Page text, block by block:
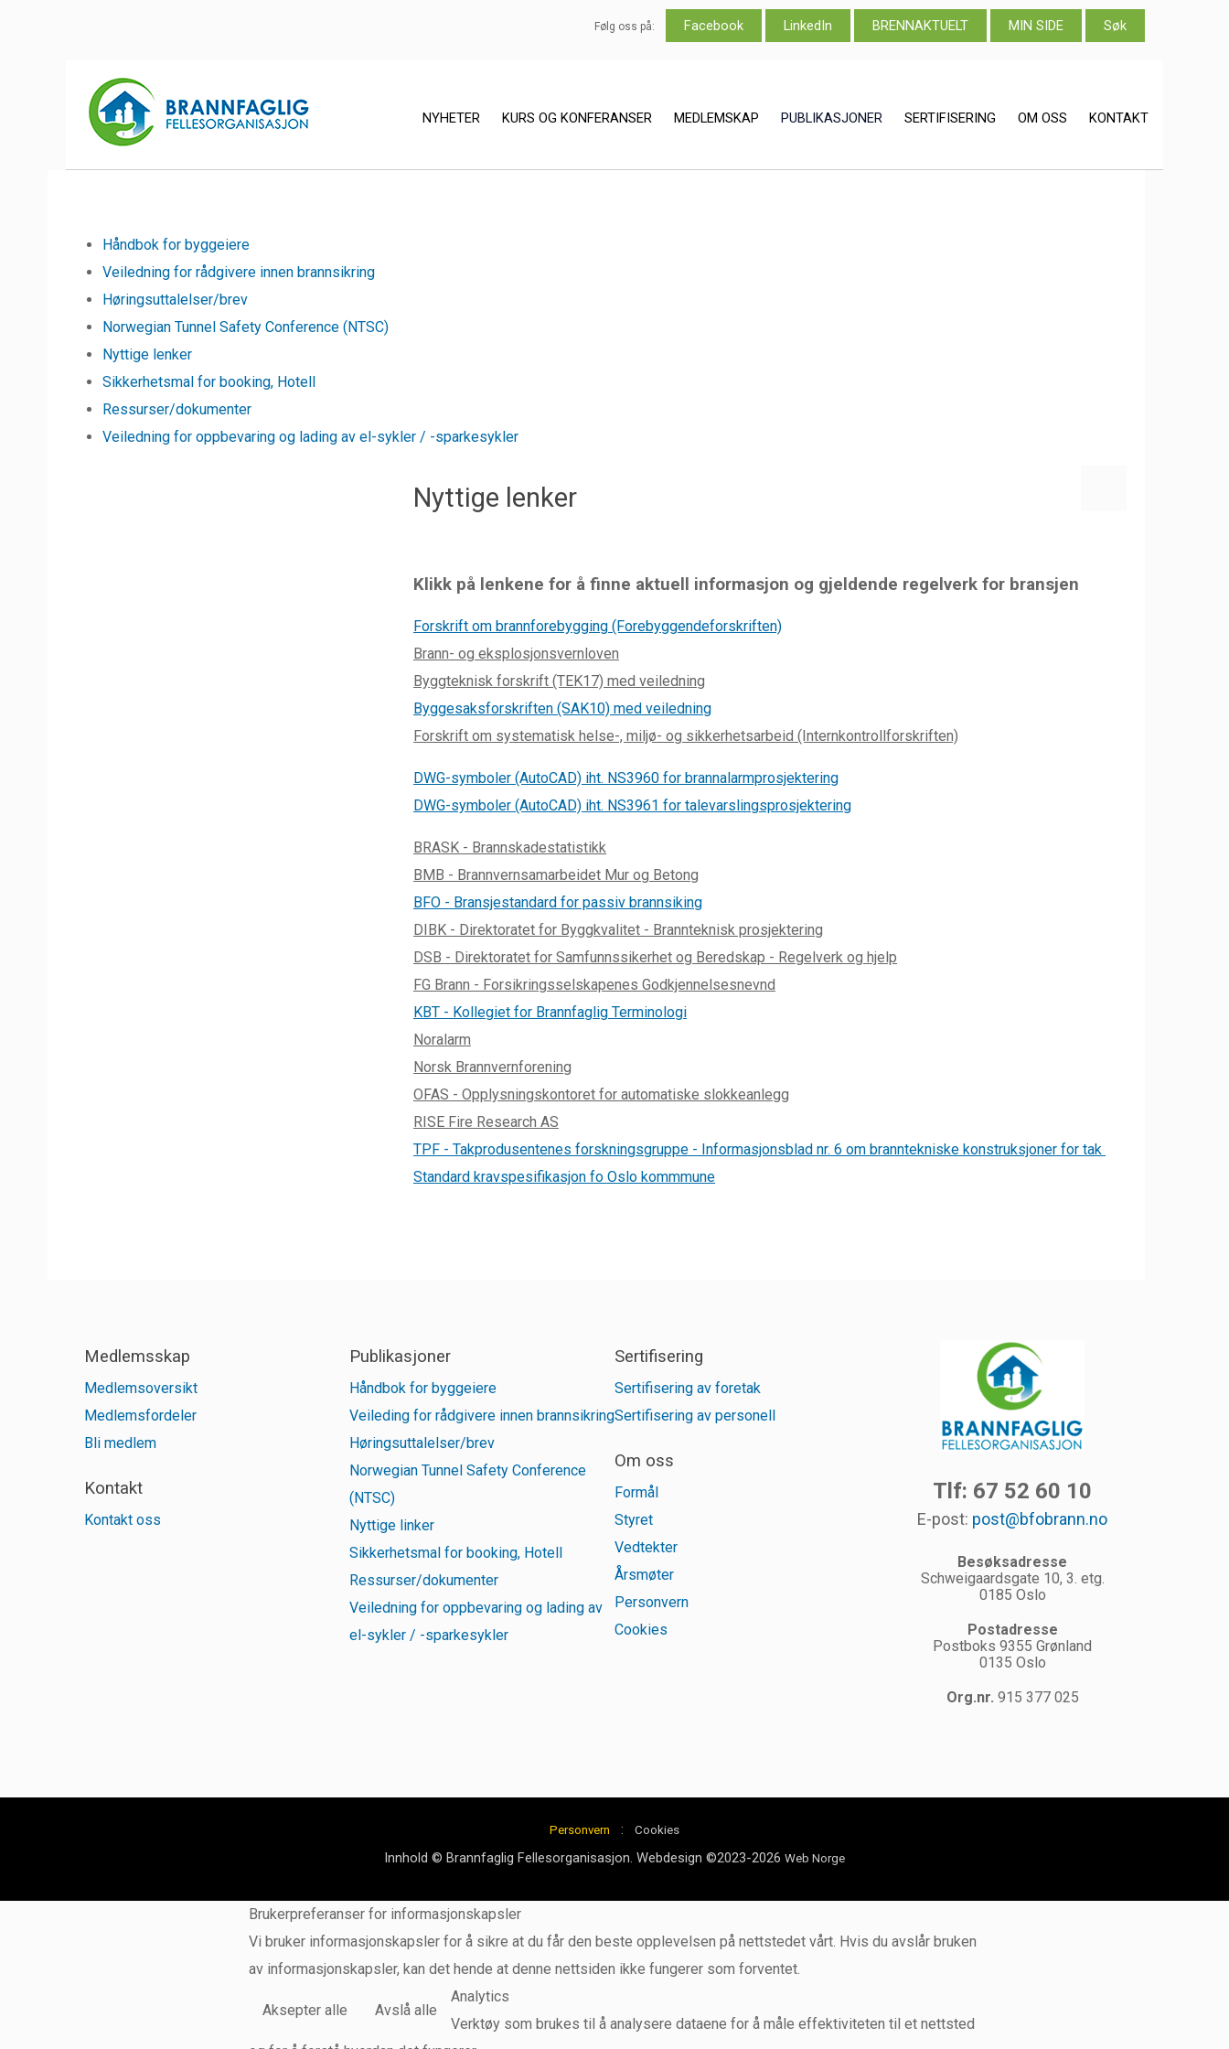
Følg oss på: Facebook LinkedIn BRENNAKTUELT MIN SIDE Søk
NYHETER KURS OG KONFERANSER MEDLEMSKAP PUBLIKASJONER SERTIFISERING OM OSS KONTAKT
Håndbok for byggeiere
Veiledning for rådgivere innen brannsikring
Høringsuttalelser/brev
Norwegian Tunnel Safety Conference (NTSC)
Nyttige lenker
Sikkerhetsmal for booking, Hotell
Ressurser/dokumenter
Veiledning for oppbevaring og lading av el-sykler / -sparkesykler
Nyttige lenker
Klikk på lenkene for å finne aktuell informasjon og gjeldende regelverk for bransjen
Forskrift om brannforebygging (Forebyggendeforskriften)
Brann- og eksplosjonsvernloven
Byggteknisk forskrift (TEK17) med veiledning
Byggesaksforskriften (SAK10) med veiledning
Forskrift om systematisk helse-, miljø- og sikkerhetsarbeid (Internkontrollforskriften)
DWG-symboler (AutoCAD) iht. NS3960 for brannalarmprosjektering
DWG-symboler (AutoCAD) iht. NS3961 for talevarslingsprosjektering
BRASK - Brannskadestatistikk
BMB - Brannvernsamarbeidet Mur og Betong
BFO - Bransjestandard for passiv brannsiking
DIBK - Direktoratet for Byggkvalitet - Brannteknisk prosjektering
DSB - Direktoratet for Samfunnssikerhet og Beredskap - Regelverk og hjelp
FG Brann - Forsikringsselskapenes Godkjennelsesnevnd
KBT - Kollegiet for Brannfaglig Terminologi
Noralarm
Norsk Brannvernforening
OFAS - Opplysningskontoret for automatiske slokkeanlegg
RISE Fire Research AS
TPF - Takprodusentenes forskningsgruppe - Informasjonsblad nr. 6 om branntekniske konstruksjoner for tak
Standard kravspesifikasjon fo Oslo kommmune
Medlemsskap
Medlemsoversikt
Medlemsfordeler
Bli medlem
Kontakt
Kontakt oss
Publikasjoner
Håndbok for byggeiere
Veileding for rådgivere innen brannsikring
Høringsuttalelser/brev
Norwegian Tunnel Safety Conference
(NTSC)
Nyttige linker
Sikkerhetsmal for booking, Hotell
Ressurser/dokumenter
Veiledning for oppbevaring og lading av
el-sykler / -sparkesykler
Sertifisering
Sertifisering av foretak
Sertifisering av personell
Om oss
Formål
Styret
Vedtekter
Årsmøter
Personvern
Cookies
Tlf: 67 52 60 10
E-post: post@bfobrann.no
Besøksadresse
Schweigaardsgate 10, 3. etg.
0185 Oslo
Postadresse
Postboks 9355 Grønland
0135 Oslo
Org.nr. 915 377 025
Personvern : Cookies
Innhold © Brannfaglig Fellesorganisasjon. Webdesign ©2023-2026 Web Norge
Brukerpreferanser for informasjonskapsler
Vi bruker informasjonskapsler for å sikre at du får den beste opplevelsen på nettstedet vårt. Hvis du avslår bruken
av informasjonskapsler, kan det hende at denne nettsiden ikke fungerer som forventet.
Aksepter alle Avslå alle
Analytics
Verktøy som brukes til å analysere dataene for å måle effektiviteten til et nettsted